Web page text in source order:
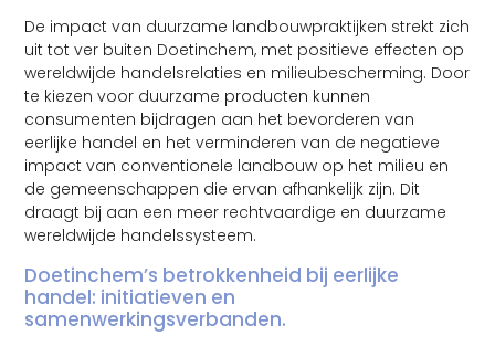
De impact van duurzame landbouwpraktijken strekt zich
uit tot ver buiten Doetinchem, met positieve effecten op
wereldwijde handelsrelaties en milieubescherming. Door
te kiezen voor duurzame producten kunnen
consumenten bijdragen aan het bevorderen van
eerlijke handel en het verminderen van de negatieve
impact van conventionele landbouw op het milieu en
de gemeenschappen die ervan afhankelijk zijn. Dit
draagt bij aan een meer rechtvaardige en duurzame
wereldwijde handelssysteem.
Doetinchem’s betrokkenheid bij eerlijke
handel: initiatieven en
samenwerkingsverbanden.